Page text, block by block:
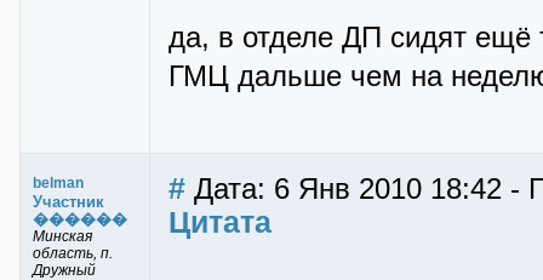
да, в отделе ДП сидят
ГМЦ дальше чем на
belman
Участник
������
Минская
область, п.
Дружный
# Дата: 6 Янв 2010 18:42 -
Цитата